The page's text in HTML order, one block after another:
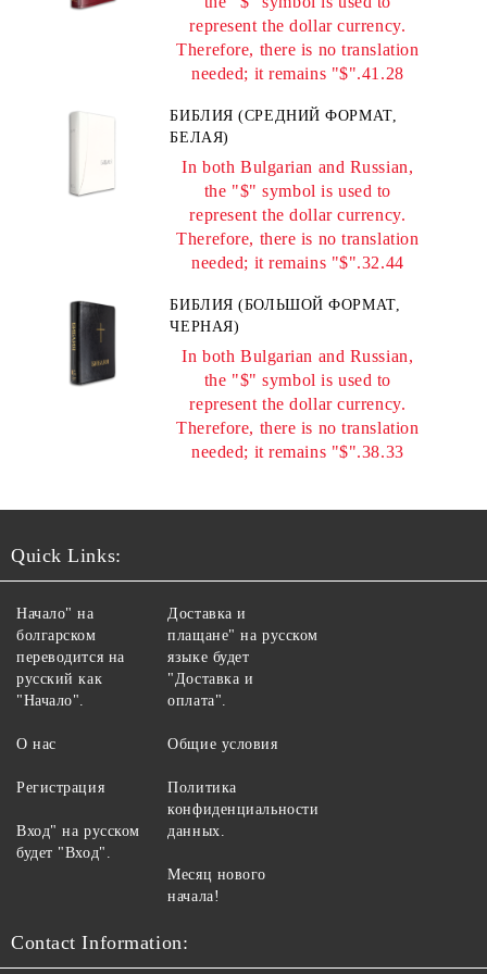
represent the dollar currency.
Therefore, there is no translation
needed; it remains "$".41.28
БИБЛИЯ (СРЕДНИЙ ФОРМАТ,
БЕЛАЯ)
In both Bulgarian and Russian,
the "$" symbol is used to
represent the dollar currency.
Therefore, there is no translation
needed; it remains "$".32.44
БИБЛИЯ (БОЛЬШОЙ ФОРМАТ,
ЧЕРНАЯ)
In both Bulgarian and Russian,
the "$" symbol is used to
represent the dollar currency.
Therefore, there is no translation
needed; it remains "$".38.33
Quick Links:
Начало" на
болгарском
переводится на
русский как
"Начало".
О нас
Регистрация
Вход" на русском
будет "Вход".
Доставка и
плащане" на русском
языке будет
"Доставка и
оплата".
Общие условия
Политика
конфиденциальности
данных.
Месяц нового
начала!
Contact Information: